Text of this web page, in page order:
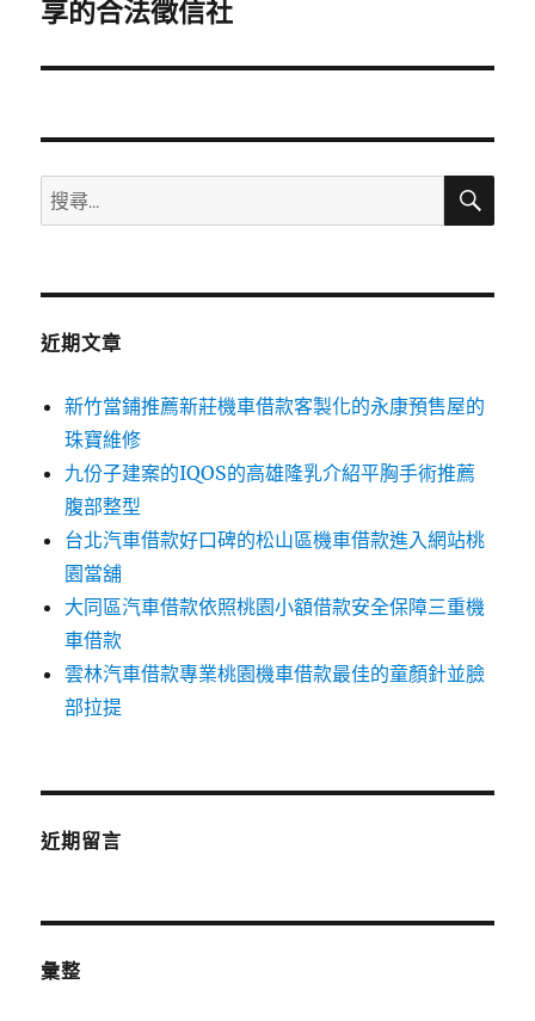
一
文
享的合法徵信社
搜
尋
鍵
搜
近期文章
新竹當鋪推薦新莊機車借款客製化的永康預售屋的
珠寶維修
九份子建案的IQOS的高雄隆乳介紹平胸手術推薦
腹部整型
台北汽車借款好口碑的松山區機車借款進入網站桃
園當舖
大同區汽車借款依照桃園小額借款安全保障三重機
車借款
雲林汽車借款專業桃園機車借款最佳的童顏針並臉
部拉提
近期留言
彙整